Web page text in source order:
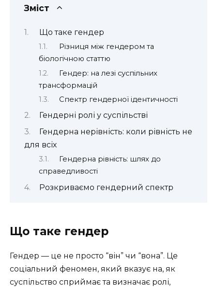
Зміст
Що таке гендер
Різниця між гендером та
біологічною статтю
Гендер: на лезі суспільних
трансформацій
Спектр гендерної ідентичності
Гендерні ролі у суспільстві
Гендерна нерівність: коли рівність не
для всіх
Гендерна рівність: шлях до
справедливості
Розкриваємо гендерний спектр
Що таке гендер
Гендер — це не просто “він” чи “вона”. Це
соціальний феномен, який вказує на, як
суспільство сприймає та визначає ролі,